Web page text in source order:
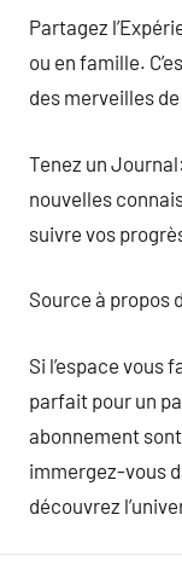
Partagez
ou en famille.
des merveilles de
Tenez un
nouvelles
suivre vos
Source à propos
Si l’espace vous
parfait pour un
abonnement
immergez-vous
découvrez